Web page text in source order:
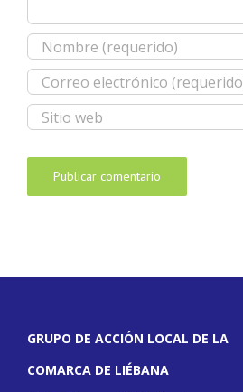
GRUPO DE ACCIÓN LOCAL DE LA
COMARCA DE LIÉBANA